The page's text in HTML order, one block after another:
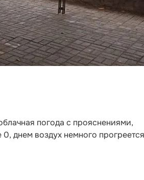
погода с прояснениями,
днем воздух немного